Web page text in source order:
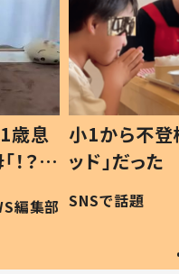
歳息
？」
編集部
小1から不登
ッド」だっ
作り続ける
#令和の子
SNSで話題